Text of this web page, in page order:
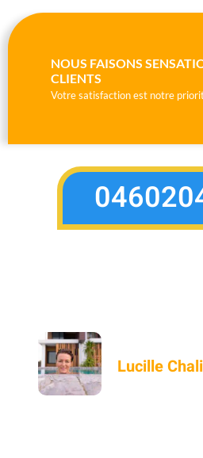
NOUS FAISONS
CLIENTS
Votre satisfaction est notre
"Iso pisciniste
Lucille